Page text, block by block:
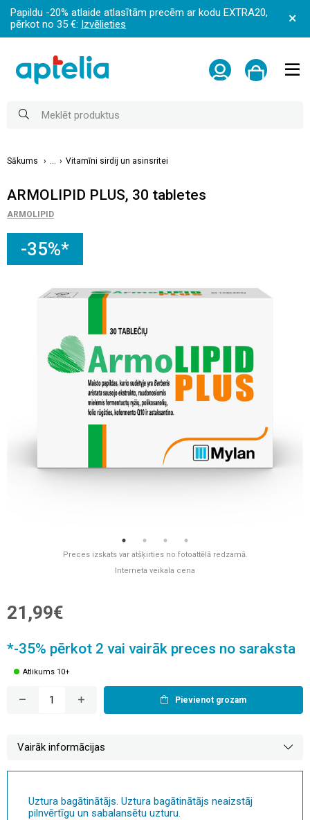
Papildu -20% atlaide atlasītām precēm ar kodu EXTRA20,
pērkot no 35 €: Izvēlieties
Sākums Vitamīni sirdij un asinsritei
ARMOLIPID PLUS, 30 tabletes
ARMOLIPID
-35%*
Preces izskats var atšķirties no fotoattēlā redzamā.
Interneta veikala cena
21,99€
*-35% pērkot 2 vai vairāk preces no saraksta
Atlikums 10+
Pievienot grozam
Vairāk informācijas
Uztura bagātinātājs. Uztura bagātinātājs neaizstāj
pilnvērtīgu un sabalansētu uzturu.